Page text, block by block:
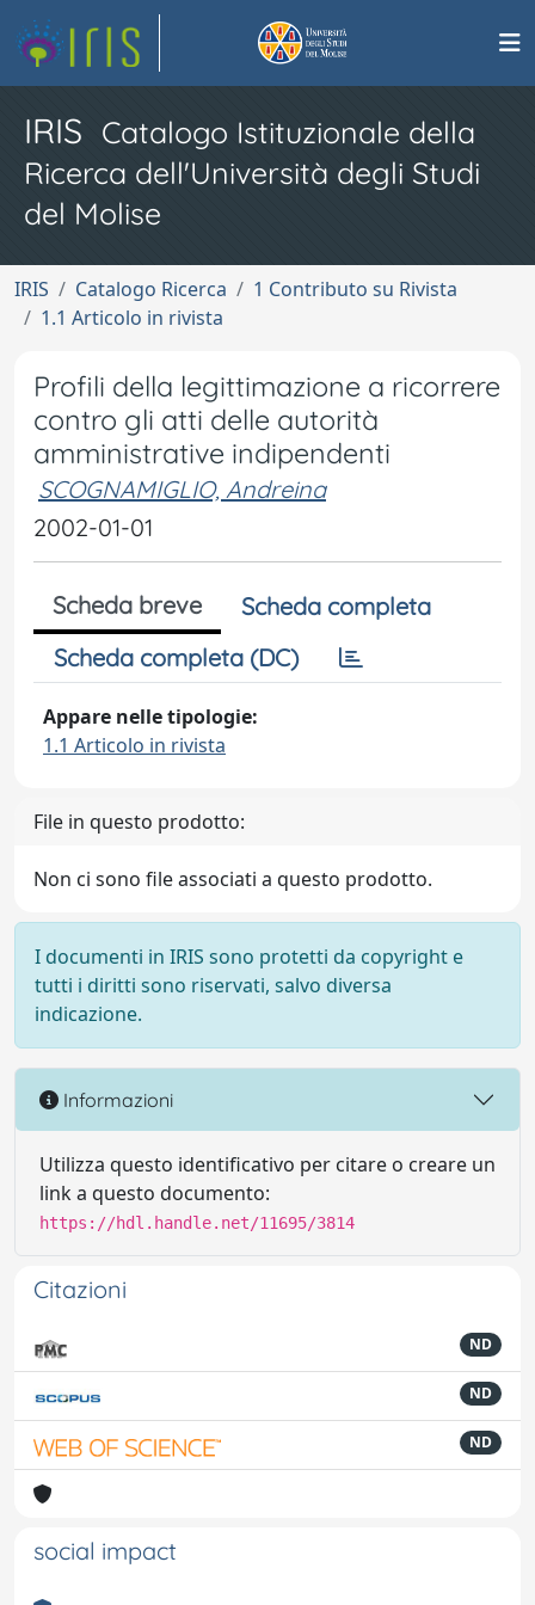
IRIS Catalogo Istituzionale della
Ricerca dell'Università degli Studi
del Molise
IRIS Catalogo Ricerca
1 Contributo su Rivista
1.1 Articolo in rivista
Profili della legittimazione a ricorrere
contro gli atti delle autorità
amministrative indipendenti
SCOGNAMIGLIO, Andreina
2002-01-01
Scheda breve
Scheda completa
Scheda completa (DC)
Appare nelle tipologie:
1.1 Articolo in rivista
File in questo prodotto:
Non ci sono file associati a questo prodotto.
I documenti in IRIS sono protetti da copyright e
tutti i diritti sono riservati, salvo diversa
indicazione.
Informazioni
Utilizza questo identificativo per citare o creare un
link a questo documento:
https://hdl.handle.net/11695/3814
Citazioni
ND
ND
ND
social impact